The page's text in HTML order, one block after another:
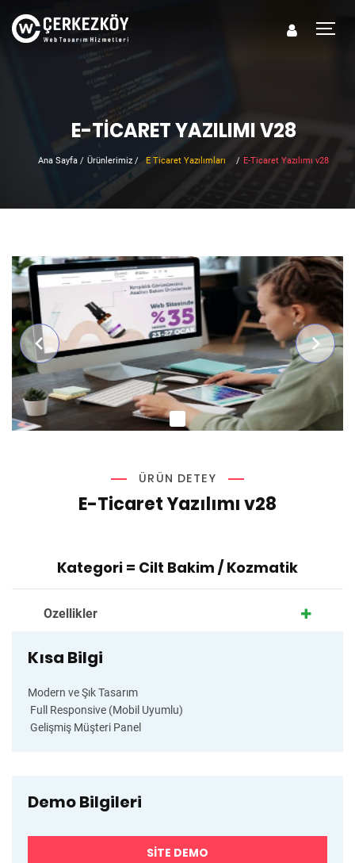
E-TICARET YAZILIMI V28
Ana Sayfa / Ürünlerimiz / E Ticaret Yazılımları / E-Ticaret Yazılımı v28
ÜRÜN DETEY
E-Ticaret Yazılımı v28
Kategori = Cilt Bakim / Kozmatik
Ozellikler
Kısa Bilgi
Modern ve Şık Tasarım
Full Responsive (Mobil Uyumlu)
Gelişmiş Müşteri Panel
Demo Bilgileri
SITE DEMO